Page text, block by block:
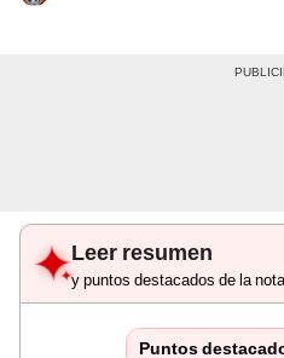
Leer resumen
y puntos destacados de la
Puntos